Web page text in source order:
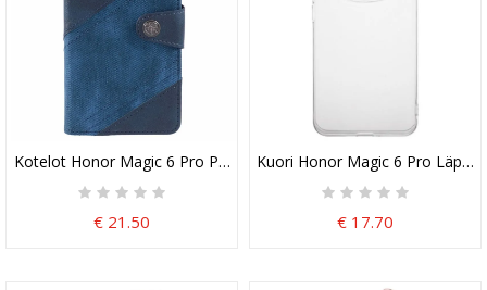
Kotelot Honor Magic 6 Pro Puhelinkuoret Retro-Tekstuuri
€ 21.50
Kuori Honor Magic 6 Pro
€ 17.70